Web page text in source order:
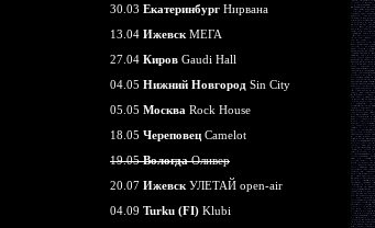
30.03 Екатеринбург Нирвана
13.04 Ижевск МЕГА
27.04 Киров Gaudi Hall
04.05 Нижний Новгород Sin City
05.05 Москва Rock House
18.05 Череповец Camelot
19.05ВологдаОливер
20.07 Ижевск УЛЕТАЙ open-air
04.09 Turku (FI) Klubi